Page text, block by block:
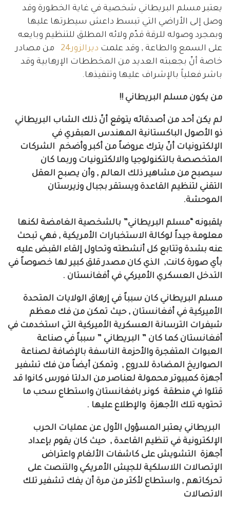
يعتبر مسلم البريطاني شخصية في غاية الخطورة وقد
وصل إلى الأراضي التي تبسط داعش سيطرتها عليها
وبمجرد وصوله للرقة قدّم ولائه المطلق للتنظيم وبايعه
على السمع والطاعة , وقد علمت ديرالزور24
من مصادر
خاصة أنّ بجعبته العديد من المخططات الإرهابية وقد
باشر فعلياً بالإشراف عليها وتنفيذها.
من يكون مسلم البريطاني !!
لم يكن أحد من أصدقائه يتوقع أنّ ذلك الشاب البريطاني
ذو الأصول الباكستانية المهندس العبقري في
الإلكترونيات أنّ يترك عروضاً من أكبر وأضخم الشركات
المتخصصة بالتكنولوجيا والالكترونيات وربما كان
سيصبح من مشاهير ذلك العالم , وأن يصبح العقل
التقني لتنظيم القاعدة ويستقر بجبال وزيرستان
الموحشة.
يلقبونه “مسلم البريطاني” بالشخصية الغامضة لكنها
معلومة جيداً لوكالة الاستخبارات الأمريكية , فهي تبحث
عنه بشدة وتتابع كل أنشطته وتحاول إلقاء القبض عليه
بأي صورة كانت, الذي كان مصدر قلق كبير لها خصوصاً في
التدخل العسكري الأميركي في أفغانستان .
مسلم البريطاني كان سبباً في إرهاق الولايات المتحدة
الأميركية في أفغانستان , حيث تمكن من فك معظم
شيفرات الترسانة العسكرية الأميركية التي استخدمت في
أفغانستان كما كان ” البريطاني ” سبباً في صناعة
العبوات المتفجرة والأحزمة الناسفة بالإضافة لصناعة
الصواريخ المضادة للدروع , وتمكن أيضاً من فك تشفير
أجهزة كمبيوتر محمولة لعناصر من الدلتا فورس كانوا قد
قتلوا في منطقة كونر بافغانستان واستطاع سحب ما
تحتويه تلك الأجهزة والإطلاع عليها .
البريطاني يعتبر المسؤول الأول عن عمليات الحرب
الإلكترونية في تنظيم القاعدة , حيث كان يقوم بإعداد
أجهزة التشويش على كاشفات الألغام واعتراض
الإتصالات اللاسلكية للجيش الأمريكي والتنصت على
تحركاتهم , واستطاع لأكثر من مرة أن يفك تشفير تلك
الاتصالات